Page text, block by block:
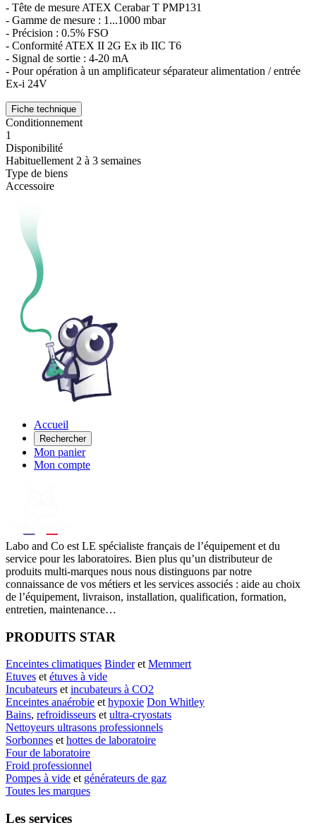
- Tête de mesure ATEX Cerabar T PMP131
- Gamme de mesure : 1...1000 mbar
- Précision : 0.5% FSO
- Conformité ATEX II 2G Ex ib IIC T6
- Signal de sortie : 4-20 mA
- Pour opération à un amplificateur séparateur alimentation / entrée
Ex-i 24V
Fiche technique
Conditionnement
1
Disponibilité
Habituellement 2 à 3 semaines
Type de biens
Accessoire
Accueil
Rechercher
Mon panier
Mon compte
Labo and Co est LE spécialiste français de l’équipement et du
service pour les laboratoires. Bien plus qu’un distributeur de
produits multi-marques nous nous distinguons par notre
connaissance de vos métiers et les services associés : aide au choix
de l’équipement, livraison, installation, qualification, formation,
entretien, maintenance…
PRODUITS STAR
Enceintes climatiques Binderet Memmert
Etuves et étuves à vide
Incubateurs et incubateurs à CO2
Enceintes anaérobie et hypoxie Don Whitley
Bains, refroidisseurs et ultra-cryostats
Nettoyeurs ultrasons professionnels
Sorbonnes et hottes de laboratoire
Four de laboratoire
Froid professionnel
Pompes à vide et générateurs de gaz
Toutes les marques
Les services